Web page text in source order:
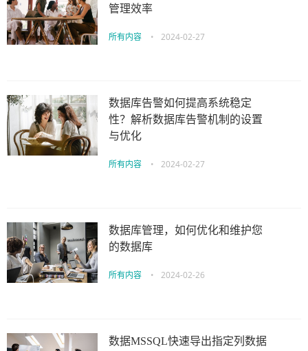
管理效率
所有内容 • 2024-02-27
数据库告警如何提高系统稳定
性？解析数据库告警机制的设置
与优化
所有内容 • 2024-02-27
数据库管理，如何优化和维护您
的数据库
所有内容 • 2024-02-26
数据MSSQL快速导出指定列数据